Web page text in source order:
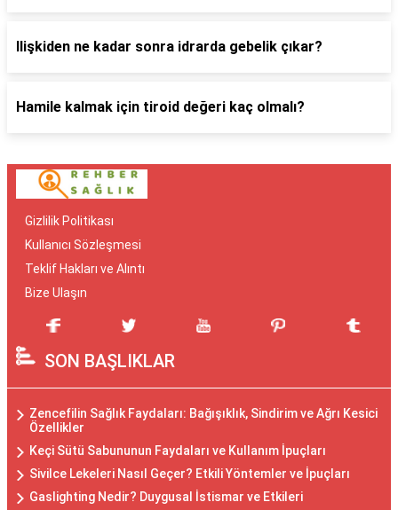
Ilişkiden ne kadar sonra idrarda gebelik çıkar?
Hamile kalmak için tiroid değeri kaç olmalı?
Gizlilik Politikası
Kullanıcı Sözleşmesi
Teklif Hakları ve Alıntı
Bize Ulaşın
SON BAŞLIKLAR
Zencefilin Sağlık Faydaları: Bağışıklık, Sindirim ve Ağrı Kesici
Özellikler
Keçi Sütü Sabununun Faydaları ve Kullanım İpuçları
Sivilce Lekeleri Nasıl Geçer? Etkili Yöntemler ve İpuçları
Gaslighting Nedir? Duygusal İstismar ve Etkileri